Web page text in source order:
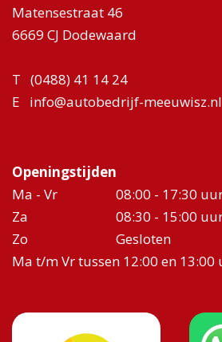
Matensestraat 46
6669 CJ Dodewaard
T (0488) 41 14 24
E
info@autobedrijf-meeuwisz.nl
Openingstijden
Ma - Vr
08:00 - 17:30
Za
08:30 - 15:00
Zo
Gesloten
Ma t/m Vr tussen 12:00 en 13:00